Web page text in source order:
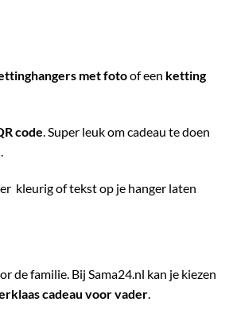
met fotoof een ketting
code. Super leuk om cadeau te doen
kleurig of tekst op je hanger laten
de familie. Bij Sama24.nl kan je kiezen
cadeau voor vader